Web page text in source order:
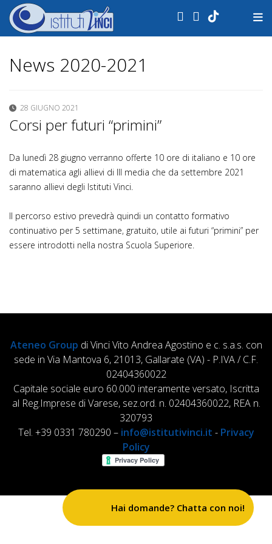
.
News 2020-2021
28 GIUGNO 2021
Corsi per futuri “primini”
Da lunedì 28 giugno verranno offerte 10 ore di italiano e 10 ore
di matematica agli allievi di III media che da settembre 2021
saranno allievi degli Istituti Vinci.
Il percorso estivo prevedrà quindi un contatto formativo
continuativo per 5 settimane, gratuito, utile ai futuri “primini” per
essere introdotti nella nostra Scuola Superiore.
Ateneo Group di Vinci Vito Andrea Agostino e c. s.a.s. con
sede in Via Mantova 6, 21013, Gallarate (VA) - P.IVA / C.F.
02404360022
Capitale sociale euro 60.000 interamente versato, Iscritta
al Reg.Imprese di Varese, sez.ord. n. 02404360022, REA n.
320793
Tel. +39 0331 780290 – info@istitutivinci.it - Privacy
Policy
Hai domande? Chatta con noi!